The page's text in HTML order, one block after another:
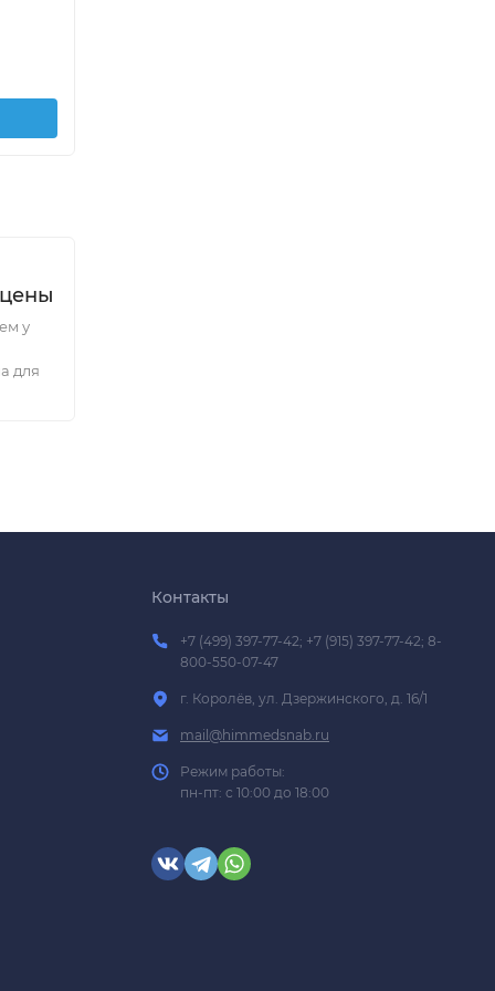
у
для
Контакты
+7 (499) 397-77-42; +7 (915) 397-77-42; 8-
800-550-07-47
г. Королёв, ул. Дзержинского, д. 16/1
mail@himmedsnab.ru
Режим работы:
пн-пт: с 10:00 до 18:00